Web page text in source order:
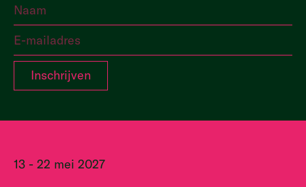
13 - 22 mei 2027